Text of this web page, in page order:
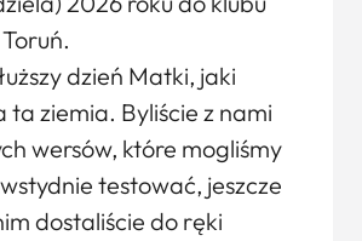
dzień Matki, jaki
ta ziemia. Byliście z nami
wersów, które mogliśmy
testować, jeszcze
dostaliście do ręki